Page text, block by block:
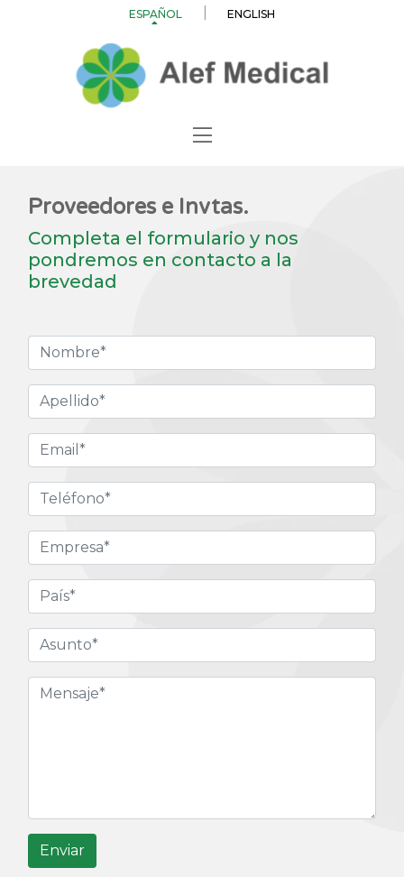
ESPAÑOL ENGLISH
Proveedores e Invtas.
Completa el formulario y nos
pondremos en contacto a la
brevedad
Enviar